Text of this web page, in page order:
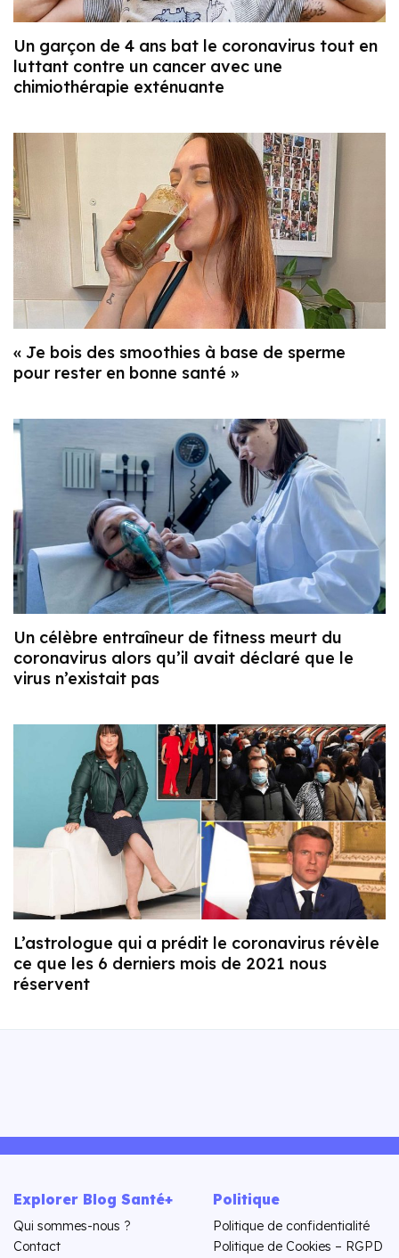
Un garçon de 4 ans bat le coronavirus tout en
luttant contre un cancer avec une
chimiothérapie exténuante
« Je bois des smoothies à base de sperme
pour rester en bonne santé »
Un célèbre entraîneur de fitness meurt du
coronavirus alors qu’il avait déclaré que le
virus n’existait pas
L’astrologue qui a prédit le coronavirus révèle
ce que les 6 derniers mois de 2021 nous
réservent
Explorer Blog Santé+
Qui sommes-nous ?
Contact
Politique
Politique de confidentialité
Politique de Cookies – RGPD